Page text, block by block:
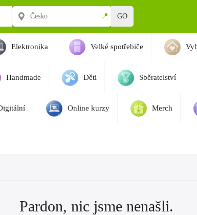
📍 GO
Elektronika Velké spotřebiče
Handmade Děti Sběratelství
Online kurzy Merch
Pardon, nic jsme nenašli.